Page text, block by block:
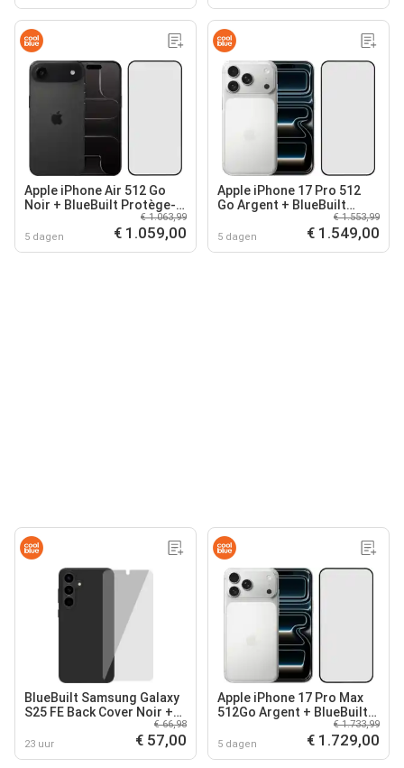
Apple iPhone Air 512 Go
Noir + BlueBuilt Protège-
5 dagen
€ 1.063,99
€ 1.059,00
Apple iPhone 17 Pro 512
Go Argent + BlueBuilt
Protège-écran Verre
5 dagen
€ 1.553,99
€ 1.549,00
BlueBuilt Samsung Galaxy
S25 FE Back Cover Noir +
23 uur
€ 66,98
€ 57,00
Apple iPhone 17 Pro Max
512Go Argent + BlueBuilt
Protège-écran Verre
5 dagen
€ 1.733,99
€ 1.729,00